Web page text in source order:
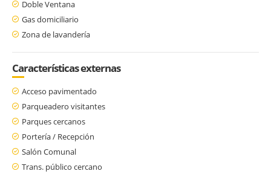
Doble Ventana
Gas domiciliario
Zona de lavandería
Características externas
Acceso pavimentado
Parqueadero visitantes
Parques cercanos
Portería / Recepción
Salón Comunal
Trans. público cercano